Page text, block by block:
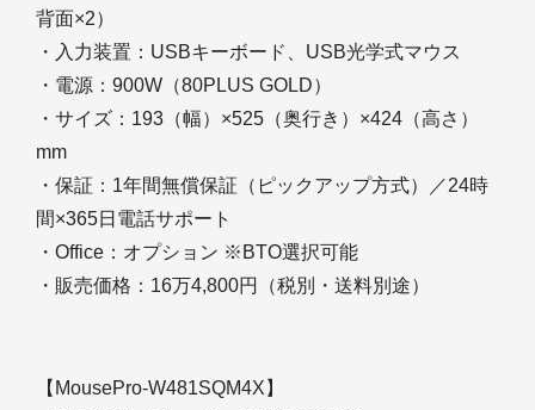
背面×2）
・入力装置：USBキーボード、USB光学式マウス
・電源：900W（80PLUS GOLD）
・サイズ：193（幅）×525（奥行き）×424（高さ）
mm
・保証：1年間無償保証（ピックアップ方式）／24時
間×365日電話サポート
・Office：オプション ※BTO選択可能
・販売価格：16万4,800円（税別・送料別途）
【MousePro-W481SQM4X】